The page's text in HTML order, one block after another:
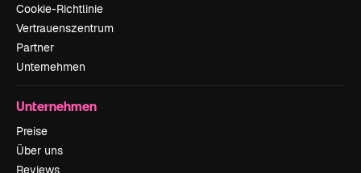
Cookie-Richtlinie
Vertrauenszentrum
Partner
Unternehmen
Unternehmen
Preise
Über uns
Reviews